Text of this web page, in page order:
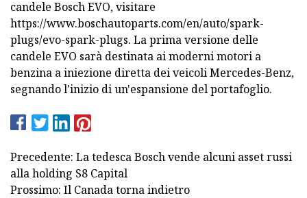
candele Bosch EVO, visitare
https://www.boschautoparts.com/en/auto/spark-
plugs/evo-spark-plugs. La prima versione delle
candele EVO sarà destinata ai moderni motori a
benzina a iniezione diretta dei veicoli Mercedes-Benz,
segnando l'inizio di un'espansione del portafoglio.
Precedente: La tedesca Bosch vende alcuni asset russi
alla holding S8 Capital
Prossimo: Il Canada torna indietro